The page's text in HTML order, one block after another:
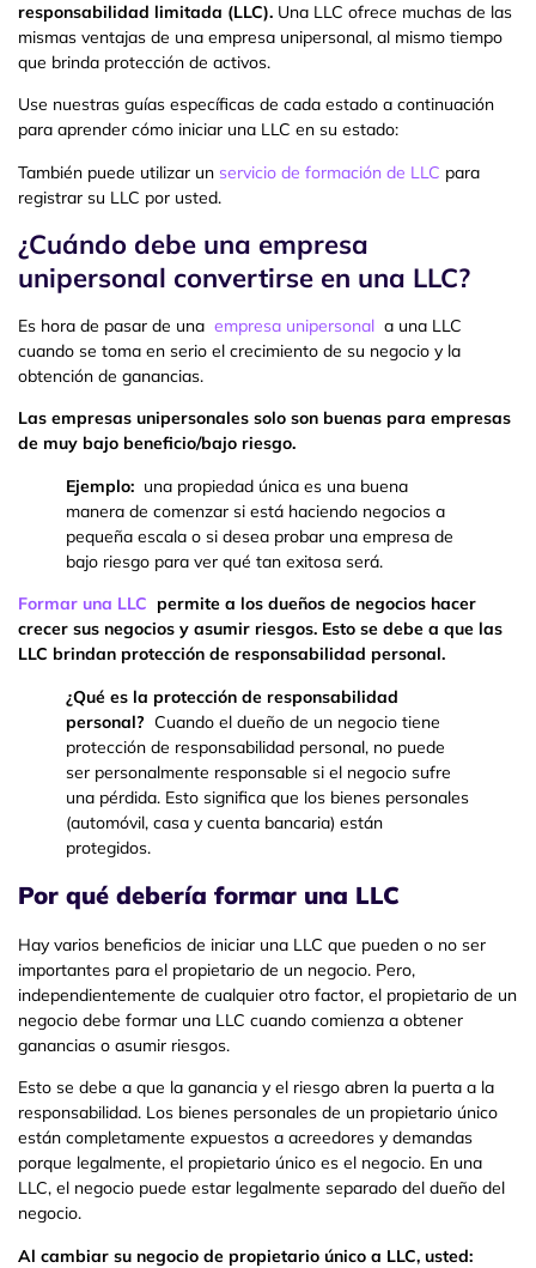
responsabilidad limitada (LLC). Una LLC ofrece muchas de las
mismas ventajas de una empresa unipersonal, al mismo tiempo
que brinda protección de activos.
Use nuestras guías específicas de cada estado a continuación
para aprender cómo iniciar una LLC en su estado:
También puede utilizar un servicio de formación de LLC para
registrar su LLC por usted.
¿Cuándo debe una empresa
unipersonal convertirse en una LLC?
Es hora de pasar de una empresa unipersonal a una LLC
cuando se toma en serio el crecimiento de su negocio y la
obtención de ganancias.
Las empresas unipersonales solo son buenas para empresas
de muy bajo beneficio/bajo riesgo.
Ejemplo: una propiedad única es una buena
manera de comenzar si está haciendo negocios a
pequeña escala o si desea probar una empresa de
bajo riesgo para ver qué tan exitosa será.
Formar una LLC permite a los dueños de negocios hacer
crecer sus negocios y asumir riesgos. Esto se debe a que las
LLC brindan protección de responsabilidad personal.
¿Qué es la protección de responsabilidad
personal? Cuando el dueño de un negocio tiene
protección de responsabilidad personal, no puede
ser personalmente responsable si el negocio sufre
una pérdida. Esto significa que los bienes personales
(automóvil, casa y cuenta bancaria) están
protegidos.
Por qué debería formar una LLC
Hay varios beneficios de iniciar una LLC que pueden o no ser
importantes para el propietario de un negocio. Pero,
independientemente de cualquier otro factor, el propietario de un
negocio debe formar una LLC cuando comienza a obtener
ganancias o asumir riesgos.
Esto se debe a que la ganancia y el riesgo abren la puerta a la
responsabilidad. Los bienes personales de un propietario único
están completamente expuestos a acreedores y demandas
porque legalmente, el propietario único es el negocio. En una
LLC, el negocio puede estar legalmente separado del dueño del
negocio.
Al cambiar su negocio de propietario único a LLC, usted: